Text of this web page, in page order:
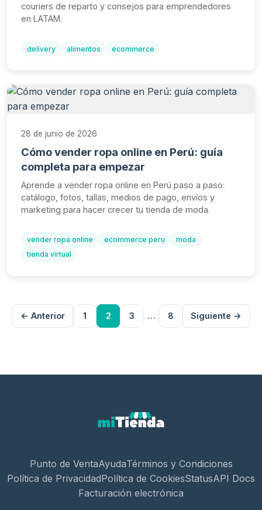
couriers de reparto y consejos para emprendedores
en LATAM.
delivery alimentos ecommerce
28 de junio de 2026
Cómo vender ropa online en Perú: guía
completa para empezar
Aprende a vender ropa online en Perú paso a paso:
catálogo, fotos, tallas, medios de pago, envíos y
marketing para hacer crecer tu tienda de moda.
vender ropa online ecommerce peru
moda
tienda virtual
← Anterior 1 2 3 … 8 Siguiente →
Punto de VentaAyudaTérminos y Condiciones
Política de PrivacidadPolítica de CookiesStatusAPI Docs
Facturación electrónica